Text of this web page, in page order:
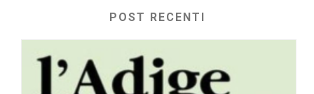
POST RECENTI